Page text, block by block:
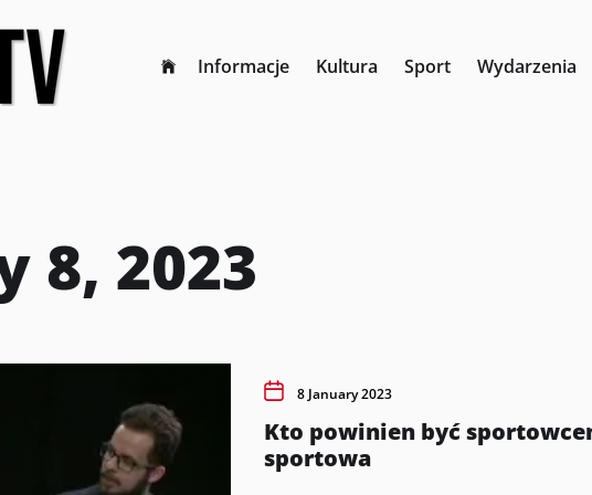
Informacje Kultura Sport Wydarzenia
8, 2023
8 January 2023
Kto powinien być
sportowa